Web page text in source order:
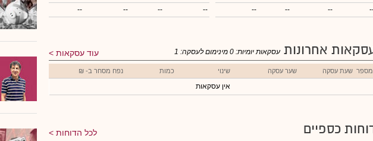
--
--
--
--
--
--
--
אחרונות עוד עסקאות עסקאות יומיות: 0 מינימום לעסקה: 1
מספר שעת עסקה שער עסקה שינוי כמות נפח מסחר ב- ₪
אין עסקאות
כספיים לכל הדוחות